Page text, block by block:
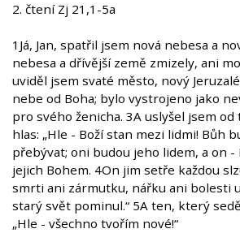
2. čtení Zj 21,1-5a
1Já, Jan, spatřil jsem nová nebesa a
nebesa a dřívější země zmizely, ani
uviděl jsem svaté město, nový
nebe od Boha; bylo vystrojeno jako
pro svého ženicha. 3A uslyšel jsem
hlas: „Hle - Boží stan mezi lidmi! Bůh
přebývat; oni budou jeho lidem, a on -
jejich Bohem. 4On jim setře každou
smrti ani zármutku, nářku ani bolesti
starý svět pominul.“ 5A ten, který
„Hle - všechno tvořím nové!“